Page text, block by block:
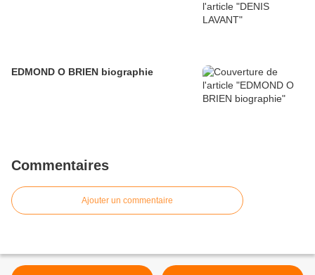
EDMOND O BRIEN biographie
Commentaires
Ajouter un commentaire